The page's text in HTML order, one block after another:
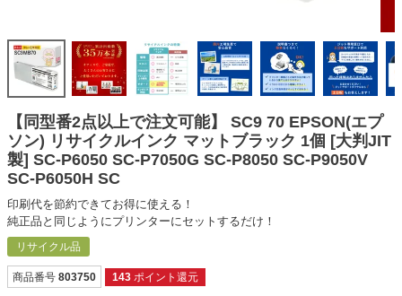
ご利用ガイド
よくある質問
お問い合わせ
会員専用商品
説明書ダウンロード
【同型番2点以上で注文可能】 SC9 70 EPSON(エプ
ソン) リサイクルインク マットブラック 1個 [大判JIT
製] SC-P6050 SC-P7050G SC-P8050 SC-P9050V
SC-P6050H SC
印刷代を節約できてお得に使える！
純正品と同じようにプリンターにセットするだけ！
リサイクル品
商品番号 803750 143 ポイント還元